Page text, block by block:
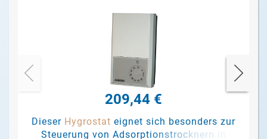
209,44 €
Dieser Hygrostat eignet sich besonders zur
Steuerung von Adsorptionstrocknern in